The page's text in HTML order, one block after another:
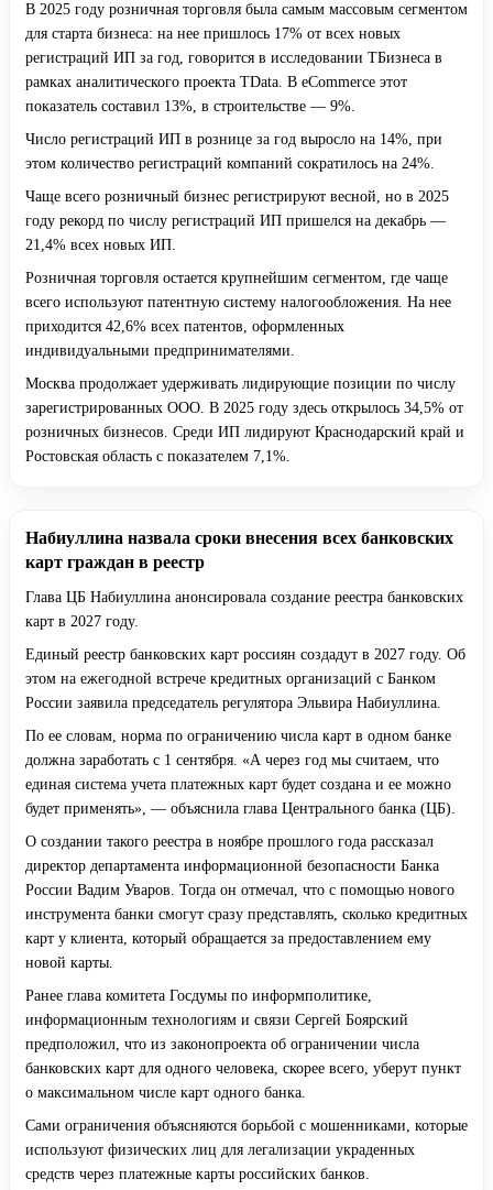
В 2025 году розничная торговля была самым массовым сегментом
для старта бизнеса: на нее пришлось 17% от всех новых
регистраций ИП за год, говорится в исследовании ТБизнеса в
рамках аналитического проекта TData. В eCommerce этот
показатель составил 13%, в строительстве — 9%.
Число регистраций ИП в рознице за год выросло на 14%, при
этом количество регистраций компаний сократилось на 24%.
Чаще всего розничный бизнес регистрируют весной, но в 2025
году рекорд по числу регистраций ИП пришелся на декабрь —
21,4% всех новых ИП.
Розничная торговля остается крупнейшим сегментом, где чаще
всего используют патентную систему налогообложения. На нее
приходится 42,6% всех патентов, оформленных
индивидуальными предпринимателями.
Москва продолжает удерживать лидирующие позиции по числу
зарегистрированных ООО. В 2025 году здесь открылось 34,5% от
розничных бизнесов. Среди ИП лидируют Краснодарский край и
Ростовская область с показателем 7,1%.
Набиуллина назвала сроки внесения всех банковских
карт граждан в реестр
Глава ЦБ Набиуллина анонсировала создание реестра банковских
карт в 2027 году.
Единый реестр банковских карт россиян создадут в 2027 году. Об
этом на ежегодной встрече кредитных организаций с Банком
России заявила председатель регулятора Эльвира Набиуллина.
По ее словам, норма по ограничению числа карт в одном банке
должна заработать с 1 сентября. «А через год мы считаем, что
единая система учета платежных карт будет создана и ее можно
будет применять», — объяснила глава Центрального банка (ЦБ).
О создании такого реестра в ноябре прошлого года рассказал
директор департамента информационной безопасности Банка
России Вадим Уваров. Тогда он отмечал, что с помощью нового
инструмента банки смогут сразу представлять, сколько кредитных
карт у клиента, который обращается за предоставлением ему
новой карты.
Ранее глава комитета Госдумы по информполитике,
информационным технологиям и связи Сергей Боярский
предположил, что из законопроекта об ограничении числа
банковских карт для одного человека, скорее всего, уберут пункт
о максимальном числе карт одного банка.
Сами ограничения объясняются борьбой с мошенниками, которые
используют физических лиц для легализации украденных
средств через платежные карты российских банков.